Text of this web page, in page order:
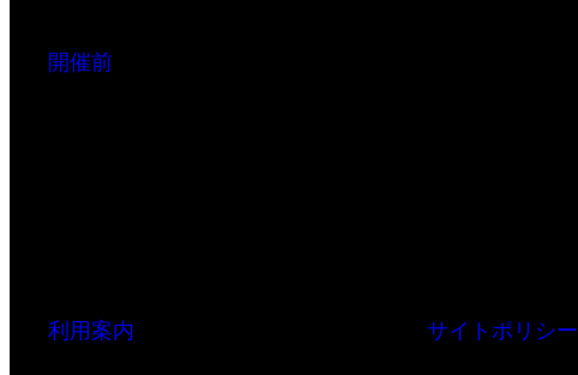
開催前
利用案内 サイトポリシー